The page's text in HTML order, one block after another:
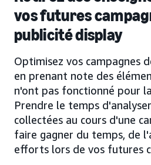
vos futures
publicité display
Optimisez vos campagnes
en prenant note des
n'ont pas fonctionné pour
Prendre le temps
collectées au cours d'une
faire gagner du temps, de
efforts lors de vos futures